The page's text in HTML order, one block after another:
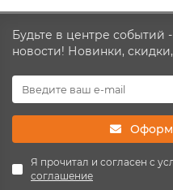
Будьте в центре
новости! Новинки,
Я прочитал и согласен с
соглашение